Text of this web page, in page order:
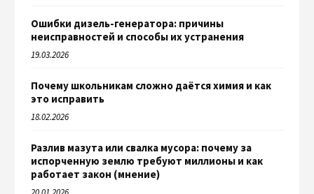
Ошибки дизель-генератора: причины
неисправностей и способы их устранения
19.03.2026
Почему школьникам сложно даётся химия и как
это исправить
18.02.2026
Разлив мазута или свалка мусора: почему за
испорченную землю требуют миллионы и как
работает закон (мнение)